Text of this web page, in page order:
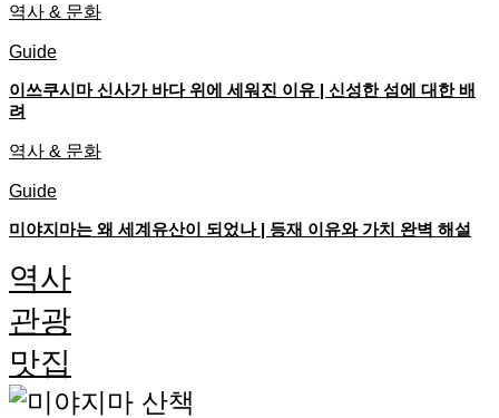
역사 & 문화
Guide
이쓰쿠시마 신사가 바다 위에 세워진 이유 | 신성한 섬에 대한 배
려
역사 & 문화
Guide
미야지마는 왜 세계유산이 되었나 | 등재 이유와 가치 완벽 해설
역사
관광
맛집